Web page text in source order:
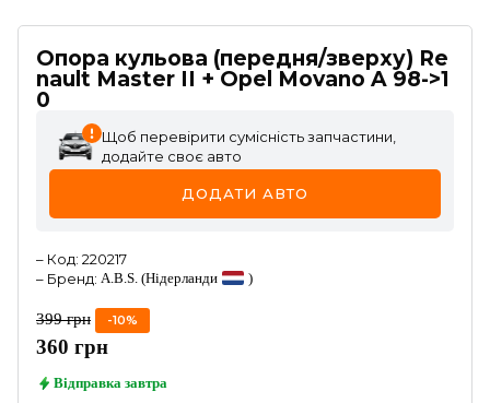
Опора кульова (передня/зверху) Re
nault Master II + Opel Movano A 98->1
0
Щоб перевірити сумісність запчастини,
додайте своє авто
ДОДАТИ АВТО
– Код: 220217
– Бренд: A.B.S. (Нідерланди )
399 грн -10%
360 грн
Відправка завтра